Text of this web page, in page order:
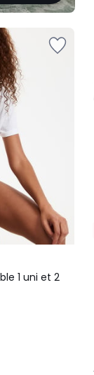
1 uni et 2